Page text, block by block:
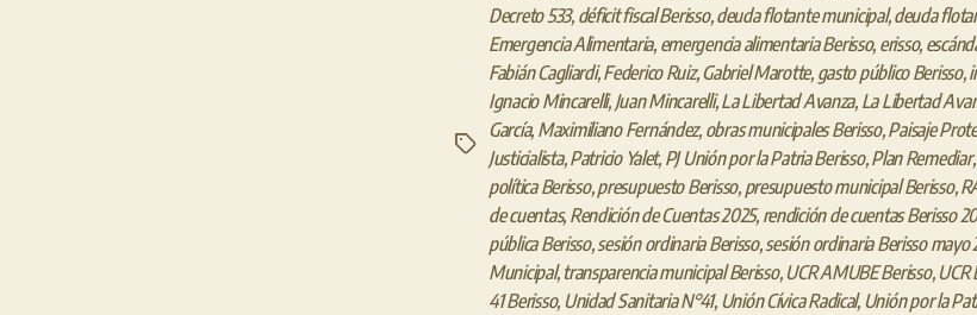
Etiquetas
Decreto 533, déficit fiscal Berisso,deuda flotante municipal,deuda
Emergencia Alimentaria, emergencia alimentaria Berisso, erisso,
Fabián Cagliardi,Federico Ruiz,Gabriel Marotte, gasto público Berisso,
Ignacio Mincarelli, Juan Mincarelli,La Libertad Avanza, La Libertad
García, Maximiliano Fernández, obras municipales Berisso,Paisaje
Justicialista,Patricio Yalet, PJ Unión por la Patria Berisso,Plan Remediar,
política Berisso,presupuesto Berisso, presupuesto municipal Berisso,
de cuentas, Rendición de Cuentas 2025, rendición de cuentas Berisso
pública Berisso,sesión ordinaria Berisso,sesión ordinaria Berisso mayo
Municipal, transparencia municipal Berisso, UCR AMUBE Berisso, UCR
41 Berisso, Unidad Sanitaria N°41, Unión Cívica Radical, Unión por la